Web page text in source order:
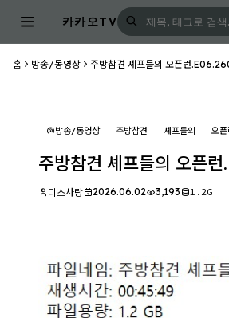
카카오TV
홈 방송/동영상 주방참견 셰프들의 오픈런
방송/동영상 주방참견 셰프들의 오픈
주방참견 셰프들의 오픈
디스사랑 2026.06.02 3,193 1.2G